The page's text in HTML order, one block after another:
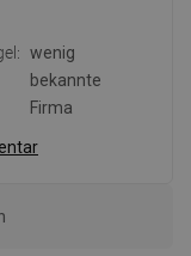
wenig
bekannte
Firma